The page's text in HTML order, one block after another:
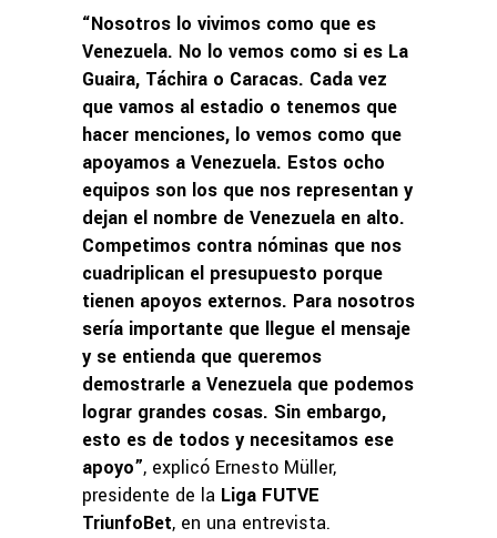
“Nosotros lo vivimos como que es
Venezuela. No lo vemos como si es La
Guaira, Táchira o Caracas. Cada vez
que vamos al estadio o tenemos que
hacer menciones, lo vemos como que
apoyamos a Venezuela. Estos ocho
equipos son los que nos representan y
dejan el nombre de Venezuela en alto.
Competimos contra nóminas que nos
cuadriplican el presupuesto porque
tienen apoyos externos. Para nosotros
sería importante que llegue el mensaje
y se entienda que queremos
demostrarle a Venezuela que podemos
lograr grandes cosas. Sin embargo,
esto es de todos y necesitamos ese
apoyo”, explicó Ernesto Müller,
presidente de la Liga FUTVE
TriunfoBet, en una entrevista.